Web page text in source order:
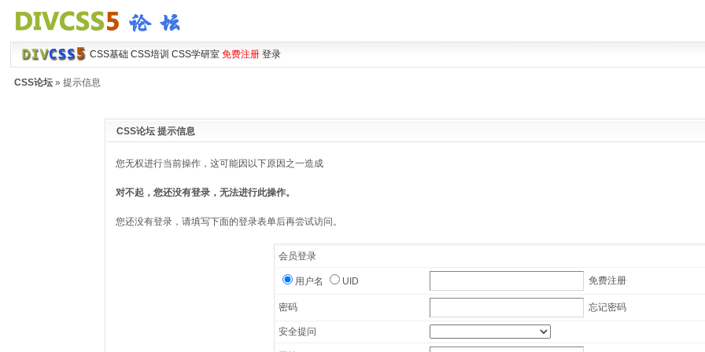
CSS基础 CSS培训 CSS学研室 免费注册 登录
CSS论坛 » 提示信息
CSS论坛 提示信息
您无权进行当前操作，这可能因以下原因之一造成
对不起，您还没有登录，无法进行此操作。
您还没有登录，请填写下面的登录表单后再尝试访问。
会员登录
用户名 UID 免费注册
密码 忘记密码
安全提问